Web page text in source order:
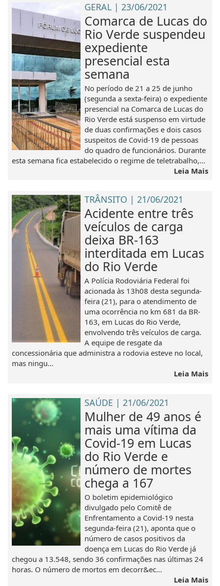
GERAL | 23/06/2021
Comarca de Lucas do
Rio Verde suspendeu
expediente
presencial esta
semana
No período de 21 a 25 de junho
(segunda a sexta-feira) o expediente
presencial na Comarca de Lucas do
Rio Verde está suspenso em virtude
de duas confirmações e dois casos
suspeitos de Covid-19 de pessoas
do quadro de funcionários. Durante
esta semana fica estabelecido o regime de teletrabalho,...
Leia Mais
TRÂNSITO | 21/06/2021
Acidente entre três
veículos de carga
deixa BR-163
interditada em Lucas
do Rio Verde
A Polícia Rodoviária Federal foi
acionada às 13h08 desta segunda-
feira (21), para o atendimento de
uma ocorrência no km 681 da BR-
163, em Lucas do Rio Verde,
envolvendo três veículos de carga.
A equipe de resgate da
concessionária que administra a rodovia esteve no local,
mas ningu...
Leia Mais
SAÚDE | 21/06/2021
Mulher de 49 anos é
mais uma vítima da
Covid-19 em Lucas
do Rio Verde e
número de mortes
chega a 167
O boletim epidemiológico
divulgado pelo Comitê de
Enfrentamento a Covid-19 nesta
segunda-feira (21), aponta que o
número de casos positivos da
doença em Lucas do Rio Verde já
chegou a 13.548, sendo 36 confirmações nas últimas 24
horas. O número de mortos em decorr&ec...
Leia Mais